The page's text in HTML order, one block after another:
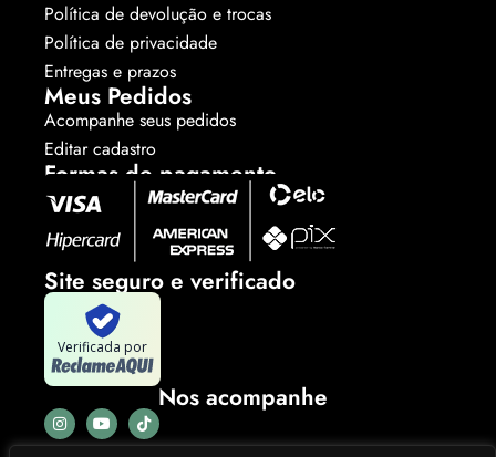
Política de devolução e trocas
Política de privacidade
Entregas e prazos
Meus Pedidos
Acompanhe seus pedidos
Editar cadastro
Formas de pagamento
Site seguro e verificado
Verificada por
Nos acompanhe